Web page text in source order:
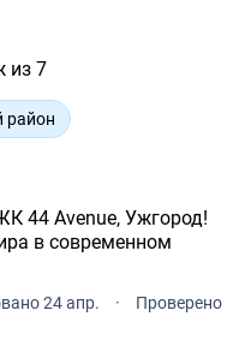
из 7
район
44 Avenue, Ужгород!
в современном
24 апр. ·
Проверено